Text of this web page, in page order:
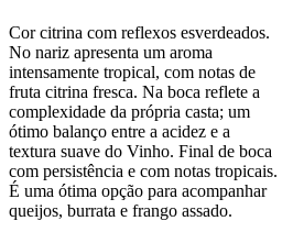
Cor citrina com reflexos esverdeados.
No nariz apresenta um aroma
intensamente tropical, com notas de
fruta citrina fresca. Na boca reflete a
complexidade da própria casta; um
ótimo balanço entre a acidez e a
textura suave do Vinho. Final de boca
com persistência e com notas tropicais.
É uma ótima opção para acompanhar
queijos, burrata e frango assado.